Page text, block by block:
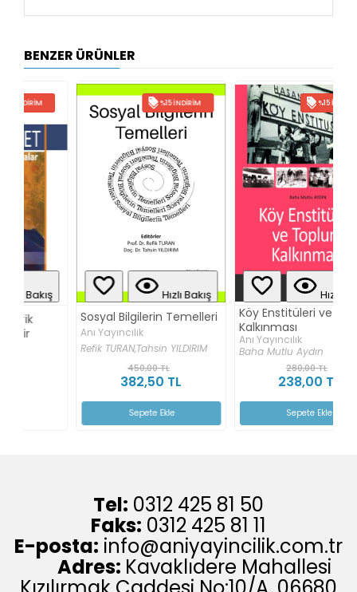
BENZER ÜRÜNLER
%15 İNDIRIM
Hızlı Bakış
Sosyal Bilgilerin Temelleri
Anı Yayıncılık
Refik TURAN,Tahsin YILDIRIM
382,50 TL
%15 İNDIRIM
Hızlı Bakış
Köy Enstitüleri ve Toplum
Kalkınması
Anı Yayıncılık
Baha Mutlu Aydın
238,00 TL
Tel: 0312 425 81 50
Faks: 0312 425 81 11
E-posta: info@aniyayincilik.com.tr
Adres: Kavaklıdere Mahallesi